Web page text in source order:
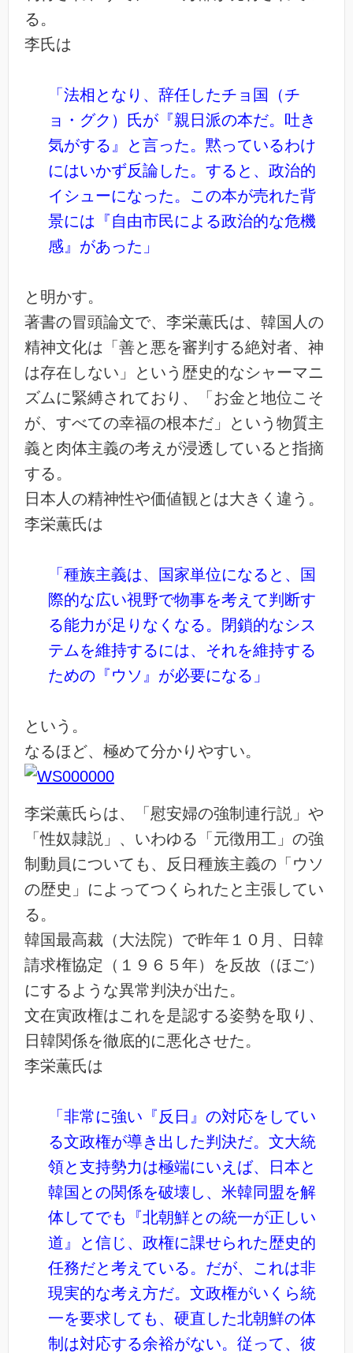
る。
李氏は
「法相となり、辞任したチョ国（チ
ョ・グク）氏が『親日派の本だ。吐き
気がする』と言った。黙っているわけ
にはいかず反論した。すると、政治的
イシューになった。この本が売れた背
景には『自由市民による政治的な危機
感』があった」
と明かす。
著書の冒頭論文で、李栄薫氏は、韓国人の
精神文化は「善と悪を審判する絶対者、神
は存在しない」という歴史的なシャーマニ
ズムに緊縛されており、「お金と地位こそ
が、すべての幸福の根本だ」という物質主
義と肉体主義の考えが浸透していると指摘
する。
日本人の精神性や価値観とは大きく違う。
李栄薫氏は
「種族主義は、国家単位になると、国
際的な広い視野で物事を考えて判断す
る能力が足りなくなる。閉鎖的なシス
テムを維持するには、それを維持する
ための『ウソ』が必要になる」
という。
なるほど、極めて分かりやすい。
李栄薫氏らは、「慰安婦の強制連行説」や
「性奴隷説」、いわゆる「元徴用工」の強
制動員についても、反日種族主義の「ウソ
の歴史」によってつくられたと主張してい
る。
韓国最高裁（大法院）で昨年１０月、日韓
請求権協定（１９６５年）を反故（ほご）
にするような異常判決が出た。
文在寅政権はこれを是認する姿勢を取り、
日韓関係を徹底的に悪化させた。
李栄薫氏は
「非常に強い『反日』の対応をしてい
る文政権が導き出した判決だ。文大統
領と支持勢力は極端にいえば、日本と
韓国との関係を破壊し、米韓同盟を解
体してでも『北朝鮮との統一が正しい
道』と信じ、政権に課せられた歴史的
任務だと考えている。だが、これは非
現実的な考え方だ。文政権がいくら統
一を要求しても、硬直した北朝鮮の体
制は対応する余裕がない。従って、彼